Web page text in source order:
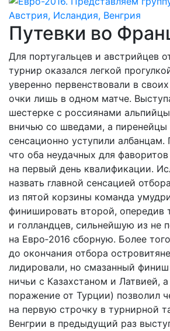
Путевки во
Для португальцев и австрийцев
турнир оказался легкой
уверенно первенствовали в
очки лишь в одном матче.
шестерке с россиянами
вничью со шведами, а пиренейцы
сенсационно уступили албанцам.
что оба неудачных для
на первый день квалификации.
назвать главной сенсацией
из пятой корзины команда
финишировать второй, опередив
и голландцев, сильнейшую из не
на Евро‑2016 сборную. Более
до окончания отбора
лидировали, но смазанный
ничьи с Казахстаном и Латвией,
поражение от Турции) позволил
на первую строчку в турнирной
Венгрии в предыдущий раз